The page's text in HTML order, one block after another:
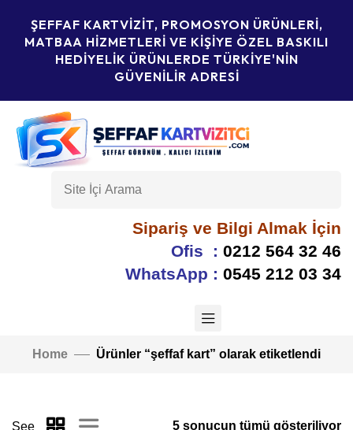
ŞEFFAF KARTVIZIT, PROMOSYON ÜRÜNLERI,
MATBAA HIZMETLERI VE KIŞIYE ÖZEL BASKILI
HEDIYELIK ÜRÜNLERDE TÜRKIYE'NIN
GÜVENILIR ADRESI
Sipariş ve Bilgi Almak İçin
Ofis : 0212 564 32 46
WhatsApp : 0545 212 03 34
Home Ürünler “şeffaf kart” olarak etiketlendi
5 sonucun tümü gösteriliyor
See